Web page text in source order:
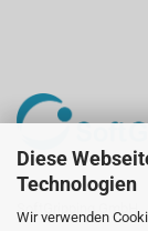
Diese
Technologien
Wir verwenden
SoftGripping GmbH